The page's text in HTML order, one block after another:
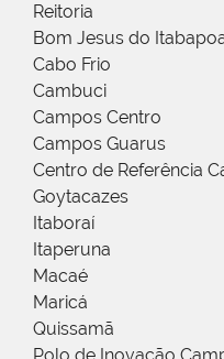
Reitoria
Bom Jesus do
Cabo Frio
Cambuci
Campos Centro
Campos Guarus
Centro de Referência
Goytacazes
Itaboraí
Itaperuna
Macaé
Maricá
Quissamã